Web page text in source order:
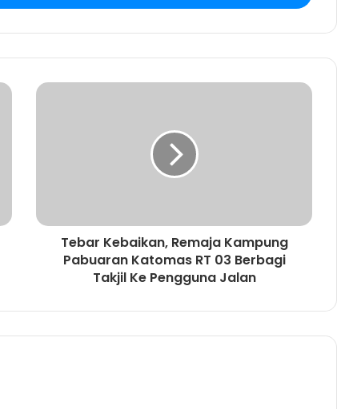
Tebar Kebaikan, Remaja Kampung
Pabuaran Katomas RT 03 Berbagi
Takjil Ke Pengguna Jalan